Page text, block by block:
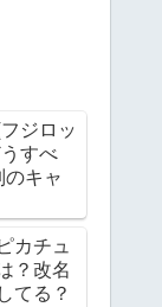
ジロッ
すべ
キャ
カチュ
？改名
てる？